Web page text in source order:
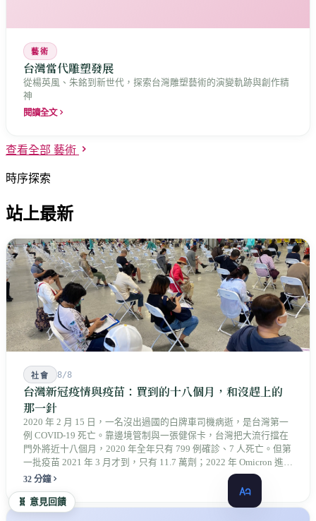
藝術
台灣當代雕塑發展
從楊英風、朱銘到新世代，探索台灣雕塑藝術的演變軌跡與創作精
神
閱讀全文
查看全部 藝術
時序探索
站上最新
社會 8/8
台灣新冠疫情與疫苗：買到的十八個月，和沒趕上的
那一針
2020 年 2 月 15 日，一名沒出過國的白牌車司機病逝，是台灣第一
例 COVID-19 死亡。靠邊境管制與一張健保卡，台灣把大流行擋在
門外將近十八個月，2020 年全年只有 799 例確診、7 人死亡。但第
一批疫苗 2021 年 3 月才到，只有 11.7 萬劑；2022 年 Omicron 進來
時，長者的第三劑還落在後面。那一年死亡年齡的中位數是 82
歲，比前一年多了十歲。承擔代價的另外幾群人——救濟被駁回
的、離開醫院的、被關在宿舍裡的——很多到今天都沒有被算進任
32 分鐘
🧬 意見回饋